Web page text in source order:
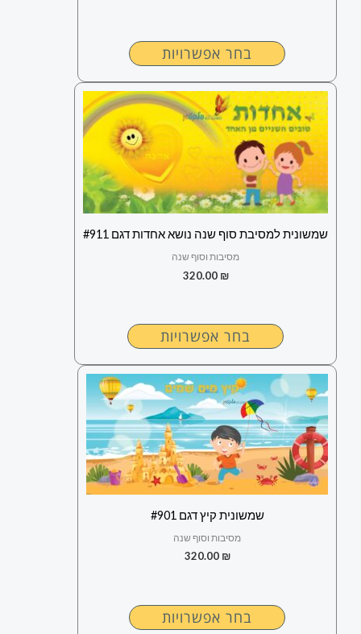
בחר אפשרויות
שמשונית למסיבת סוף שנה נושא אחדות דגם #911
מסיבות וסוף שנה
320.00 ₪
בחר אפשרויות
למוצר
זה
יש
ניתן
שמשונית קיץ דגם #901
מסיבות וסוף שנה
320.00 ₪
בחר אפשרויות
למוצר
זה
יש
מספר
סוגים.
ניתן
האפשרויות